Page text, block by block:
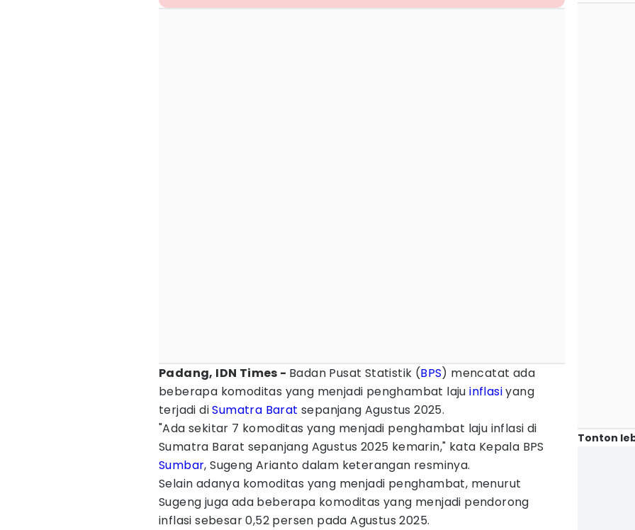
Padang, IDN Times - Badan Pusat Statistik (BPS) mencatat ada
beberapa komoditas yang menjadi penghambat lajuinflasiyang
terjadi diSumatra Barat sepanjang Agustus 2025.
"Ada sekitar 7 komoditas yang menjadi penghambat laju inflasi di
Sumatra Barat sepanjang Agustus 2025 kemarin," kata Kepala BPS
Sumbar, Sugeng Arianto dalam keterangan resminya.
Selain adanya komoditas yang menjadi penghambat, menurut
Sugeng juga ada beberapa komoditas yang menjadi pendorong
inflasi sebesar 0,52 persen pada Agustus 2025.
Tonton